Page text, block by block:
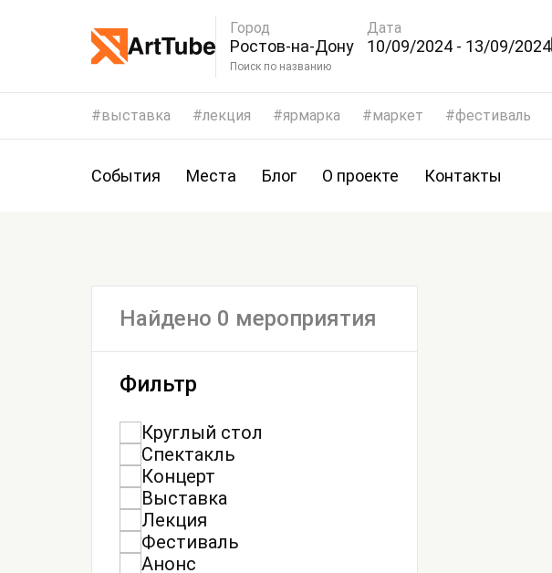
Город
Ростов-на-Дону
Дата
10/09/2024 - 13/09/2024
Поиск по названию
выставка лекция ярмарка маркет фестиваль
События Места Блог О проекте Контакты
Найдено 0 мероприятия
Фильтр
Круглый стол
Спектакль
Концерт
Выставка
Лекция
Фестиваль
Анонс